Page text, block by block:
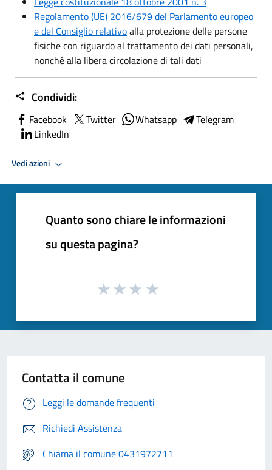
Regolamento (UE) 2016/679 del Parlamento europeo
e del Consiglio relativoalla protezione delle persone
fisiche con riguardo al trattamento dei dati personali,
nonché alla libera circolazione di tali dati
Condividi:
Facebook Twitter Whatsapp
Telegram
LinkedIn
Vedi azioni
Quanto sono chiare le informazioni
su questa pagina?
Contatta il comune
Leggi le domande frequenti
Richiedi Assistenza
Chiama il comune 0431972711